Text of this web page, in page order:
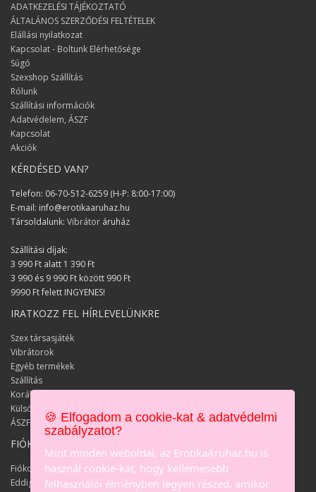
Nagyon segítőkész az
Iza és József
termékekkel, szuper játékszerek :)
Rendszeres vásárlótok leszek később
is :)
ADATKEZELÉSI TÁJÉKOZTATÓ
ÁLTALÁNOS SZERZŐDÉSI FELTÉTELEK
Elállási nyilatkozat
Kapcsolat - Boltunk Elérhetősége
Súgó
Szexshop Szállítás
Rólunk
Szállítási információk
Adatvédelem, ÁSZF
Kapcsolat
Akciók
KÉRDÉSED VAN?
Telefon: 06-70-512-6259 (H-P: 8:00-17:00)
E-mail: info@erotikaaruhaz.hu
Társoldalunk: Vibrátor áruház
Szállítási díjak:
3 990 Ft alatt 1 390 Ft
3 990 és 9 990 Ft között 990 Ft
9990 Ft felett INGYENES!
IRATKOZZ FEL HÍRLEVELÜNKRE
Szex társasjáték
Vibrátorok
Egyéb termékek
Szállítás
Korábbi keresések
Külső keresések
ÁSZF
FIÓKOM
Fiókom
Eddigi megrendeléseim
🍪 Elfogadom a cookie-kat & adatvédelmi
szabályzatot?
Mint minden weboldal, az ErotikaAruhaz.hu is
használ cookie-kat, hogy kellemesebb
felhasználói élményben legyen részed, amikor